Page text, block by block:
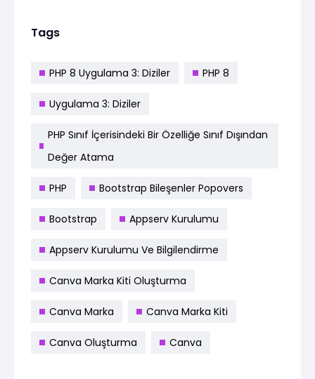
Tags
PHP 8 Uygulama 3: Diziler PHP 8
Uygulama 3: Diziler
PHP Sınıf İçerisindeki Bir Özelliğe Sınıf Dışından
Değer Atama
PHP Bootstrap Bileşenler Popovers
Bootstrap Appserv Kurulumu
Appserv Kurulumu Ve Bilgilendirme
Canva Marka Kiti Oluşturma
Canva Marka Canva Marka Kiti
Canva Oluşturma Canva